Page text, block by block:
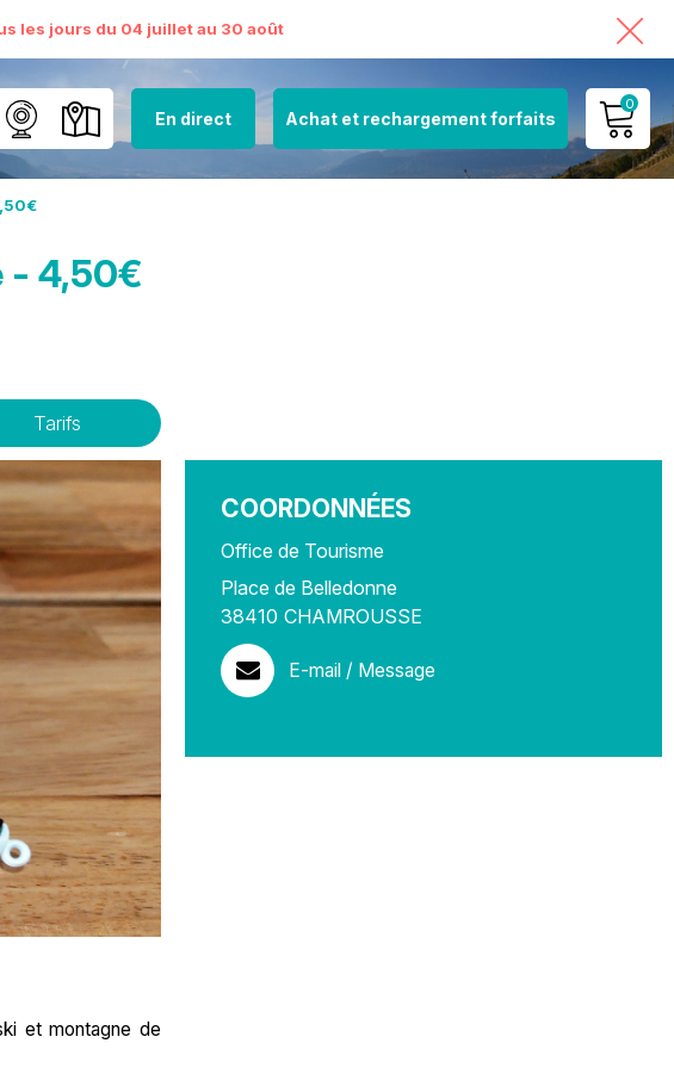
les jours du 04 juillet au 30 août
En direct Achat et rechargement forfaits
0
MON COMPTE
- 4,50€
Tarifs
COORDONNÉES
Office de Tourisme
Place de Belledonne
38410 CHAMROUSSE
E-mail / Message
et montagne de